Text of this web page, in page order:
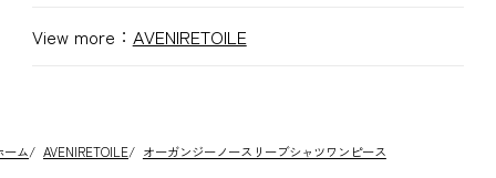
View more： AVENIRETOILE
ーム/ AVENIRETOILE/ オーガンジーノースリーブシャツワンピース